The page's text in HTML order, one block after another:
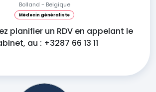
Bolland - Belgique
Médecin généraliste
planifier un RDV en appelant le
au : +3287 66 13 11